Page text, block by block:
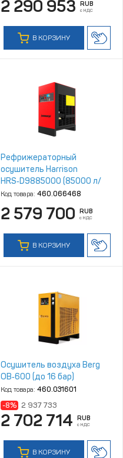
2 290 953 RUB
с НДС
В КОРЗИНУ
Рефрижераторный
осушитель Harrison
HRS‑D9885000 (85000 л/
мин, 4‑16 бар)
Код товара: 460.066468
2 579 700 RUB
с НДС
В КОРЗИНУ
Осушитель воздуха Berg
ОВ‑600 (до 16 бар)
Код товара: 460.031601
-8% 2 937 733
2 702 714 RUB
с НДС
В КОРЗИНУ